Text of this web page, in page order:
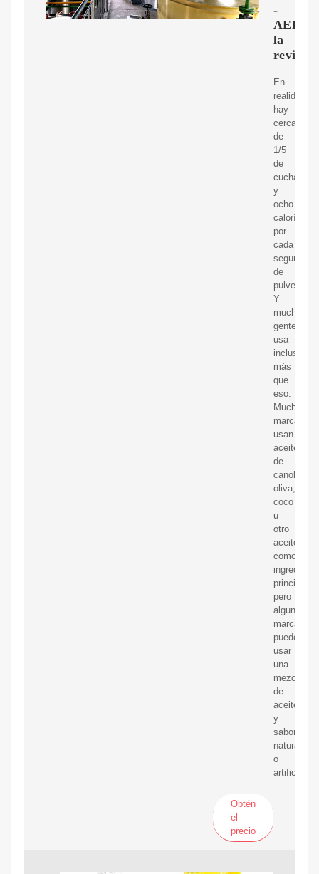
-
la
revista
En
realidad,
hay
cerca
de
1/5
de
y
ocho
calorías
por
cada
segundo
de
Y
mucha
gente
usa
incluso
más
que
eso.
Muchas
marcas
usan
aceite
de
canola,
oliva,
coco
u
otro
aceite
como
ingrediente
principal,
pero
algunas
marcas
pueden
usar
una
mezcla
de
aceites
y
naturales
o
artificiales.
Obtén
el
precio